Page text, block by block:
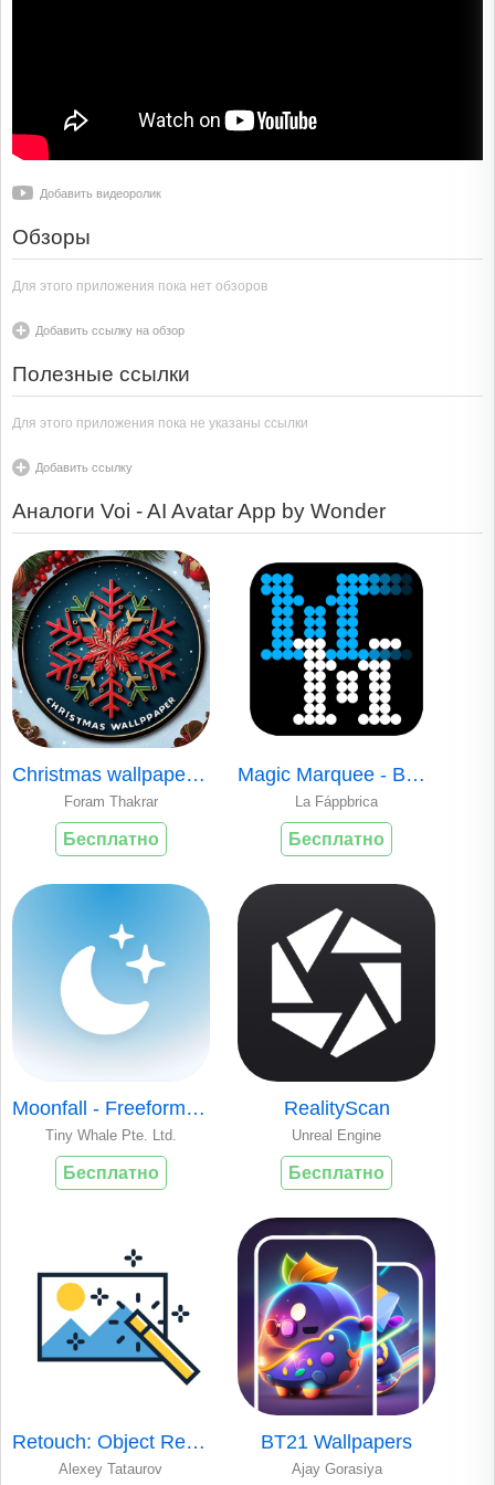
Добавить видеоролик
Обзоры
Для этого приложения пока нет обзоров
Добавить ссылку на обзор
Полезные ссылки
Для этого приложения пока не указаны ссылки
Добавить ссылку
Аналоги Voi - AI Avatar App by Wonder
Christmas wallpaper & Counter.
Foram Thakrar
Бесплатно
Magic Marquee - Banner maker
La Fáppbrica
Бесплатно
Moonfall - Freeform collage
Tiny Whale Pte. Ltd.
Бесплатно
RealityScan
Unreal Engine
Бесплатно
Retouch: Object Removal
Alexey Tataurov
BT21 Wallpapers
Ajay Gorasiya